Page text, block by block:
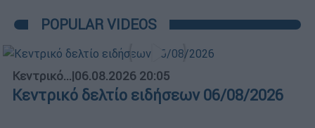
POPULAR VIDEOS
Κεντρικό...|06.08.2026 20:05
Κεντρικό δελτίο ειδήσεων 06/08/2026